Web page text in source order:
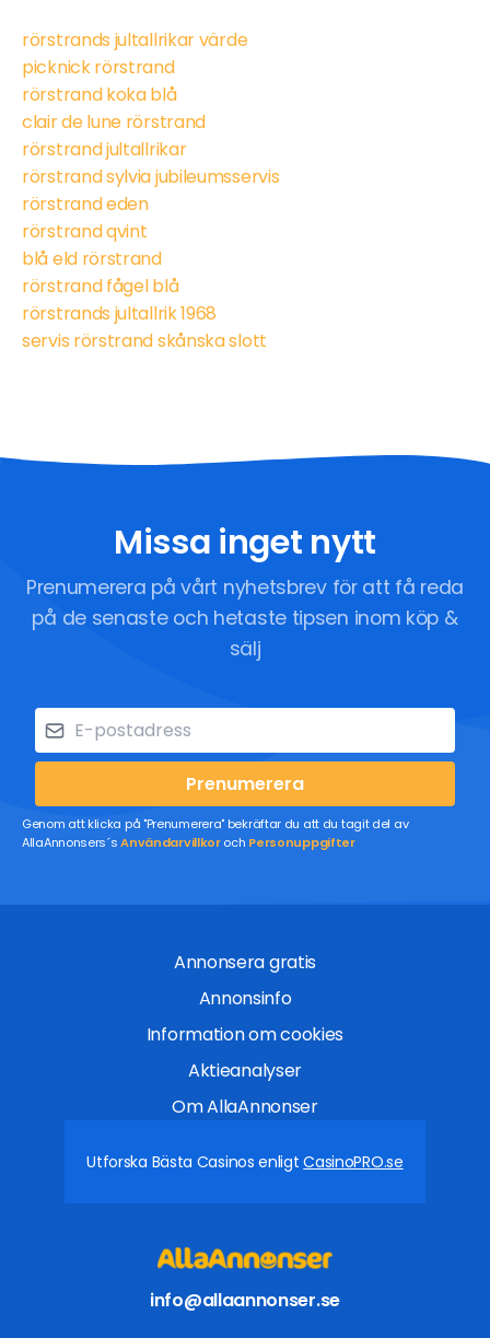
rörstrands jultallrikar värde
picknick rörstrand
rörstrand koka blå
clair de lune rörstrand
rörstrand jultallrikar
rörstrand sylvia jubileumsservis
rörstrand eden
rörstrand qvint
blå eld rörstrand
rörstrand fågel blå
rörstrands jultallrik 1968
servis rörstrand skånska slott
Missa inget nytt
Prenumerera på vårt nyhetsbrev för att få reda
på de senaste och hetaste tipsen inom köp &
sälj
Prenumerera
Genom att klicka på "Prenumerera" bekräftar du att du tagit del av
AllaAnnonsers´sAnvändarvillkoroch Personuppgifter
Annonsera gratis
Annonsinfo
Information om cookies
Aktieanalyser
Om AllaAnnonser
Utforska Bästa Casinos enligtCasinoPRO.se
info@allaannonser.se